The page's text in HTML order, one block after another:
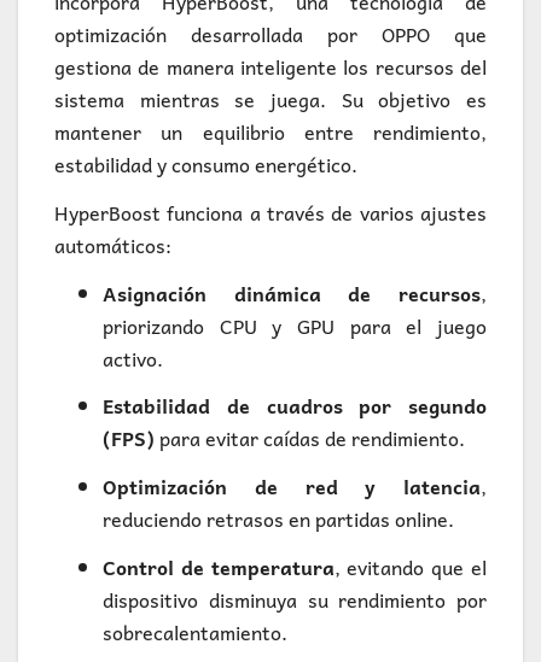
optimización desarrollada por OPPO que
gestiona de manera inteligente los recursos del
sistema mientras se juega. Su objetivo es
mantener un equilibrio entre rendimiento,
estabilidad y consumo energético.
HyperBoost funciona a través de varios ajustes
automáticos:
Asignación dinámica de recursos,
priorizando CPU y GPU para el juego
activo.
Estabilidad de cuadros por segundo
(FPS) para evitar caídas de rendimiento.
Optimización de red y latencia,
reduciendo retrasos en partidas online.
Control de temperatura, evitando que el
dispositivo disminuya su rendimiento por
sobrecalentamiento.